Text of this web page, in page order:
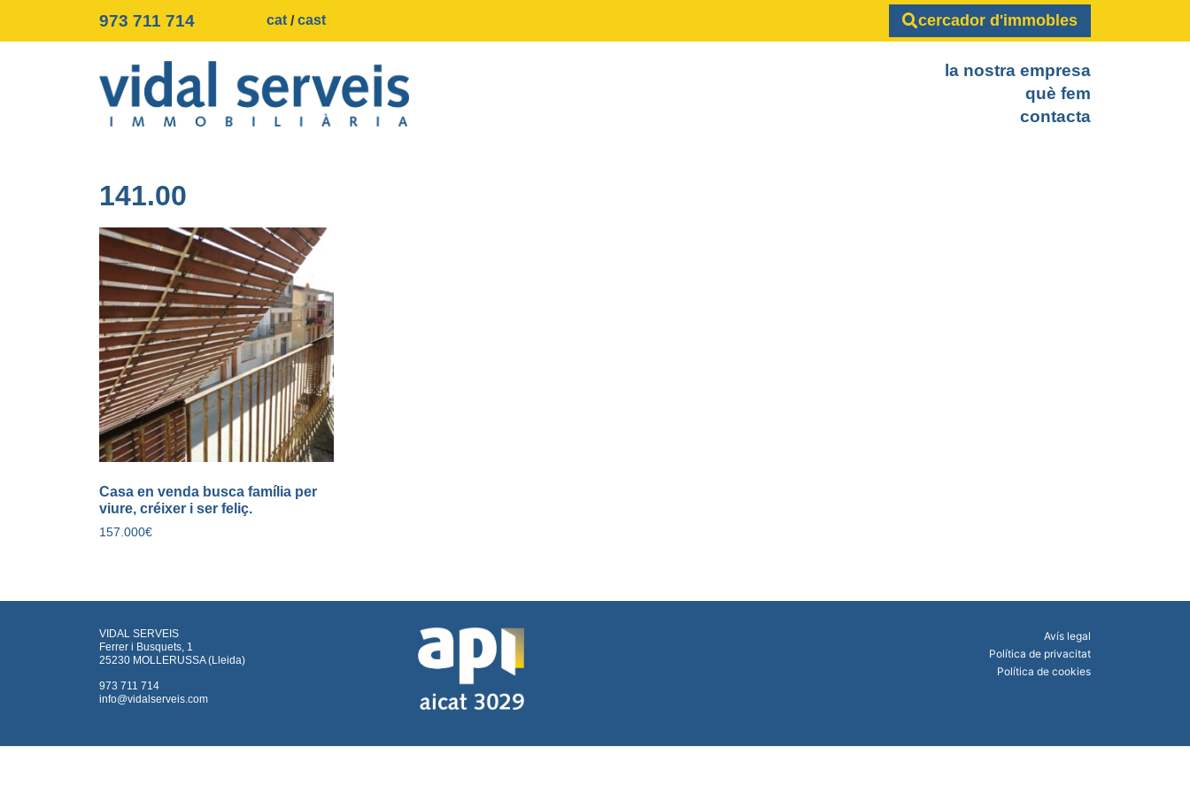
973 711 714 cat cast cercador d'immobles
la nostra empresa
què fem
contacta
141.00
Casa en venda busca família per
viure, créixer i ser feliç.
157.000€
VIDAL SERVEIS
Ferrer i Busquets, 1
25230 MOLLERUSSA (Lleida)
973 711 714
info@vidalserveis.com
Avís legal
Política de privacitat
Política de cookies